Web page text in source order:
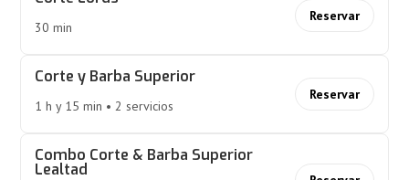
30 min
Reservar
Corte y Barba Superior
1 h y 15 min • 2 servicios
Reservar
Combo Corte & Barba Superior
Lealtad